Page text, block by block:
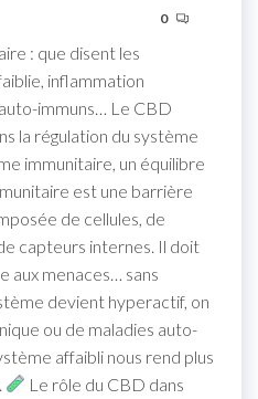
0
: que disent les
inflammation
immuns… Le CBD
la régulation du système
immunitaire, un équilibre
est une barrière
de cellules, de
capteurs internes. Il doit
aux menaces… sans
devient hyperactif, on
ou de maladies auto-
affaibli nous rend plus
Le rôle du CBD dans